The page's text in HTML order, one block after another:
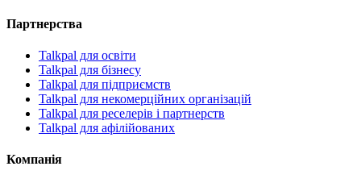
Партнерства
Talkpal для освіти
Talkpal для бізнесу
Talkpal для підприємств
Talkpal для некомерційних організацій
Talkpal для реселерів і партнерств
Talkpal для афілійованих
Компанія